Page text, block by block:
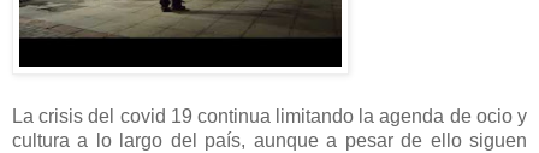
La crisis del covid 19 continua limitando la agenda de ocio y
cultura a lo largo del país, aunque a pesar de ello siguen